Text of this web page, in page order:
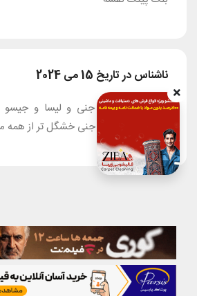
ناشناس در تاریخ 15 می 2024
به نظر من رزی جنی و لیسا و
میپوشن ولی رزی جنی خشگل تر از